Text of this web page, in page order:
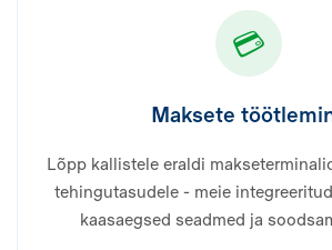
💳
Maksete
Lõpp kallistele eraldi
tehingutasudele - meie
kaasaegsed seadmed ja